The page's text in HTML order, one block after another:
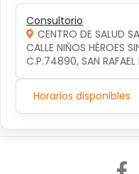
Consultorio
CENTRO DE SALUD
CALLE NIÑOS HÉROES
C.P.74890, SAN RAFAEL
Horarios disponibles